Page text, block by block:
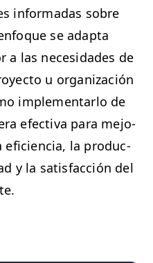
infor­madas sobre
se adap­ta
a las necesi­dades de
u orga­ni­zación
imple­men­tar­lo de
efec­ti­va para mejo­
efi­cien­cia, la pro­duc­
y la sat­is­fac­ción del